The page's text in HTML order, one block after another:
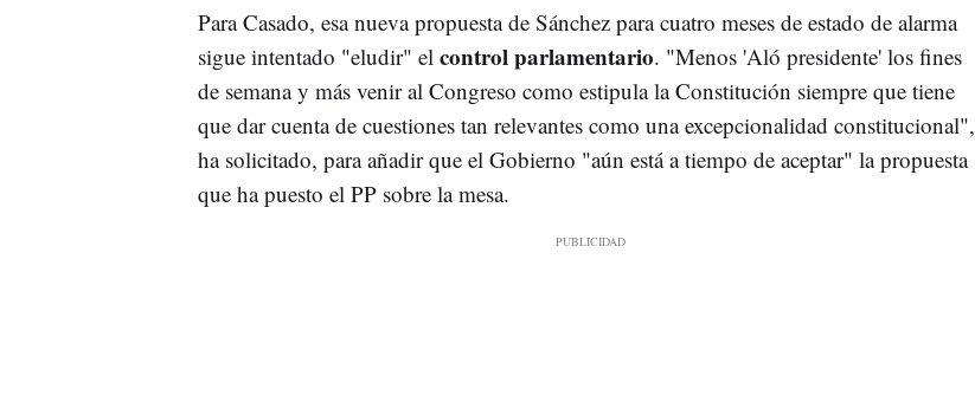
Para Casado, esa nueva propuesta de Sánchez para cuatro meses de estado de alarma
sigue intentado "eludir" el control parlamentario. "Menos 'Aló presidente' los fines
de semana y más venir al Congreso como estipula la Constitución siempre que tiene
que dar cuenta de cuestiones tan relevantes como una excepcionalidad constitucional",
ha solicitado, para añadir que el Gobierno "aún está a tiempo de aceptar" la propuesta
que ha puesto el PP sobre la mesa.